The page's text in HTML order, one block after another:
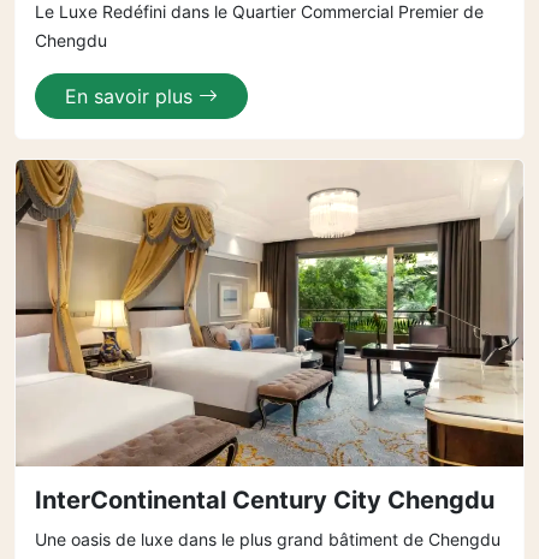
Le Luxe Redéfini dans le Quartier Commercial Premier de
Chengdu
En savoir plus
InterContinental Century City Chengdu
Une oasis de luxe dans le plus grand bâtiment de Chengdu